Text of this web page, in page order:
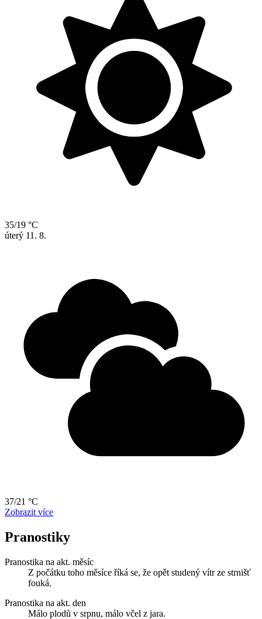
35/19 °C
úterý 11. 8.
37/21 °C
Zobrazit více
Pranostiky
Pranostika na akt. měsíc
Z počátku toho měsíce říká se, že opět studený vítr ze strnišť
fouká.
Pranostika na akt. den
Málo plodů v srpnu, málo včel z jara.